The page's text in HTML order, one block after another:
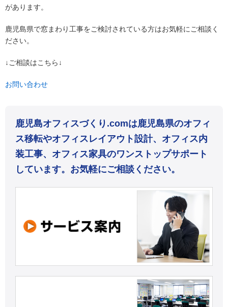
があります。
鹿児島県で窓まわり工事をご検討されている方はお気軽にご相談く
ださい。
↓ご相談はこちら↓
お問い合わせ
鹿児島オフィスづくり.comは鹿児島県のオフィ
ス移転やオフィスレイアウト設計、オフィス内
装工事、オフィス家具のワンストップサポート
しています。お気軽にご相談ください。